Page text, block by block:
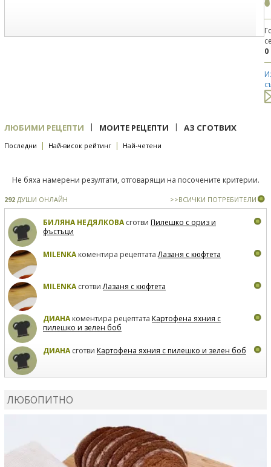
0
ЛЮБИМИ РЕЦЕПТИ | МОИТЕ РЕЦЕПТИ | АЗ СГОТВИХ
Последни | Най-висок рейтинг | Най-четени
Не бяха намерени резултати, отговарящи на посочените критерии.
292 ДУШИ ОНЛАЙН >>ВСИЧКИ ПОТРЕБИТЕЛИ
БИЛЯНА НЕДЯЛКОВАсготви Пилешко с ориз и
фъстъци
MILENKAкоментира рецептатаЛазаня с кюфтета
MILENKAсготвиЛазаня с кюфтета
ДИАНАкоментира рецептата Картофена яхния с
пилешко и зелен боб
ДИАНАсготви Картофена яхния с пилешко и зелен боб
ЛЮБОПИТНО